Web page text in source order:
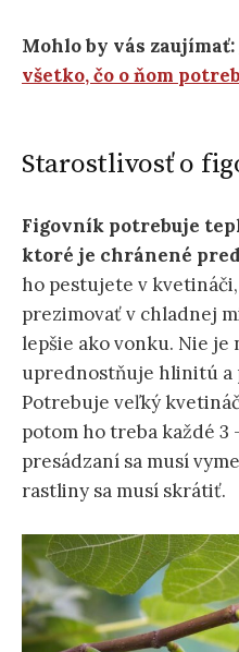
Mohlo by vás zaujímať:
všetko, čo o ňom
Starostlivosť o
Figovník potrebuje
ktoré je chránené
ho pestujete v
prezimovať v chladnej
lepšie ako vonku. Nie je
uprednostňuje hlinitú a
Potrebuje veľký
potom ho treba každé 3
presádzaní sa musí
rastliny sa musí skrátiť.